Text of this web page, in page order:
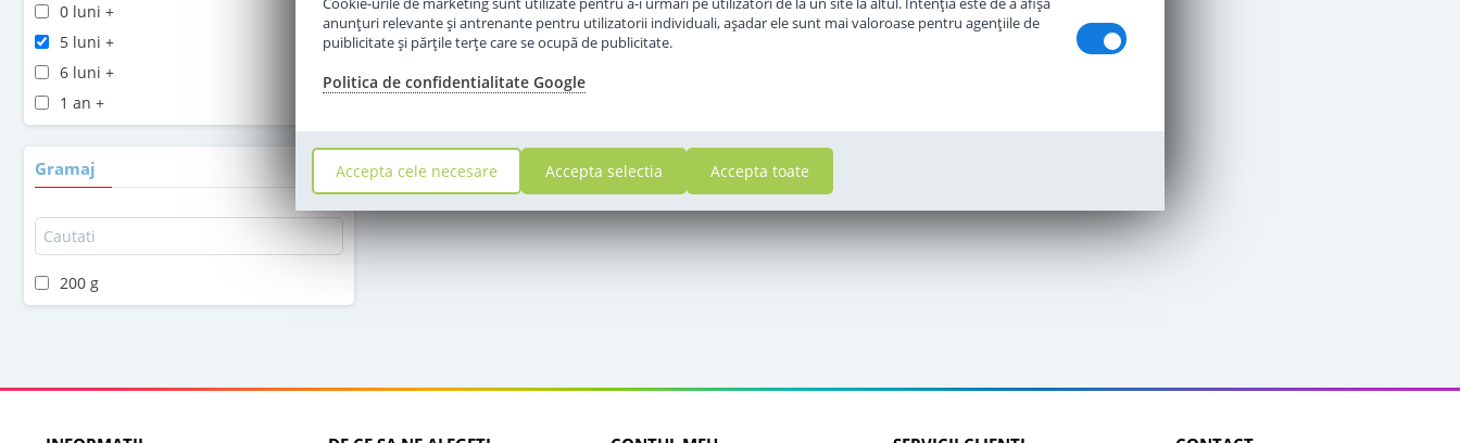
0 luni +
5 luni +
6 luni +
1 an +
Gramaj
200 g
anunţuri relevante şi antrenante pentru utilizatorii individuali, aşadar ele sunt mai valoroase pentru agenţiile de
puiblicitate şi părţile terţe care se ocupă de publicitate.
Politica de confidentialitate Google
Accepta cele necesare Accepta selectia Accepta toate